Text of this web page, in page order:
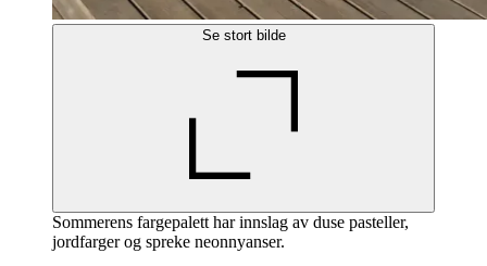
Se stort bilde
Sommerens fargepalett har innslag av duse pasteller,
jordfarger og spreke neonnyanser.